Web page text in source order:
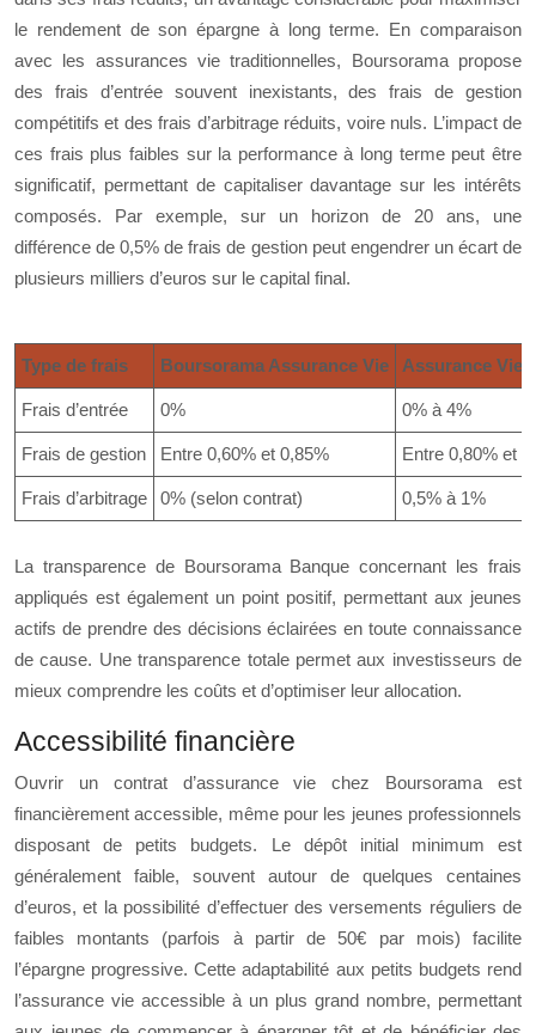
le rendement de son épargne à long terme. En comparaison
avec les assurances vie traditionnelles, Boursorama propose
des frais d’entrée souvent inexistants, des frais de gestion
compétitifs et des frais d’arbitrage réduits, voire nuls. L’impact de
ces frais plus faibles sur la performance à long terme peut être
significatif, permettant de capitaliser davantage sur les intérêts
composés. Par exemple, sur un horizon de 20 ans, une
différence de 0,5% de frais de gestion peut engendrer un écart de
plusieurs milliers d’euros sur le capital final.
Type de frais Boursorama Assurance Vie Assurance Vie
Frais d’entrée 0% 0% à 4%
Frais de gestion Entre 0,60% et 0,85% Entre 0,80% et
Frais d’arbitrage 0% (selon contrat) 0,5% à 1%
La transparence de Boursorama Banque concernant les frais
appliqués est également un point positif, permettant aux jeunes
actifs de prendre des décisions éclairées en toute connaissance
de cause. Une transparence totale permet aux investisseurs de
mieux comprendre les coûts et d’optimiser leur allocation.
Accessibilité financière
Ouvrir un contrat d’assurance vie chez Boursorama est
financièrement accessible, même pour les jeunes professionnels
disposant de petits budgets. Le dépôt initial minimum est
généralement faible, souvent autour de quelques centaines
d’euros, et la possibilité d’effectuer des versements réguliers de
faibles montants (parfois à partir de 50€ par mois) facilite
l’épargne progressive. Cette adaptabilité aux petits budgets rend
l’assurance vie accessible à un plus grand nombre, permettant